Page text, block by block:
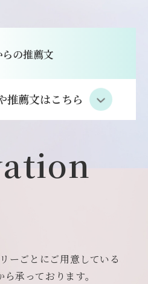
の推薦文
推薦文はこちら
ーごとにご用意している
承っております。